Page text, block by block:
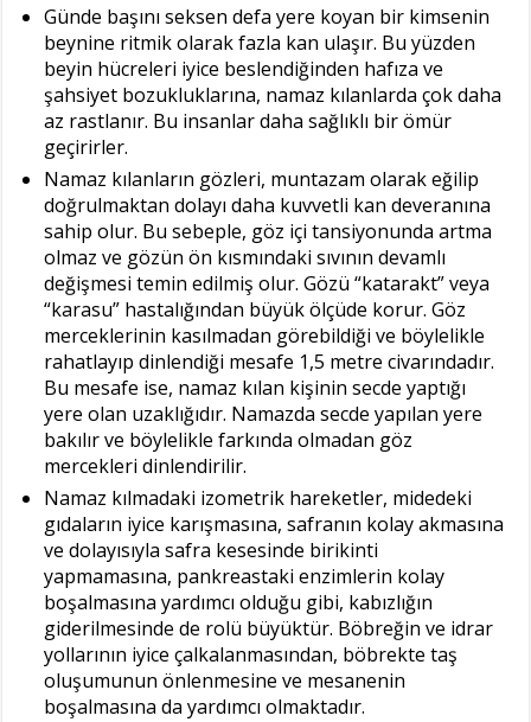
Günde başını seksen defa yere koyan bir kimsenin
beynine ritmik olarak fazla kan ulaşır. Bu yüzden
beyin hücreleri iyice beslendiğinden hafıza ve
şahsiyet bozukluklarına, namaz kılanlarda çok daha
az rastlanır. Bu insanlar daha sağlıklı bir ömür
geçirirler.
Namaz kılanların gözleri, muntazam olarak eğilip
doğrulmaktan dolayı daha kuvvetli kan deveranına
sahip olur. Bu sebeple, göz içi tansiyonunda artma
olmaz ve gözün ön kısmındaki sıvının devamlı
değişmesi temin edilmiş olur. Gözü “katarakt” veya
“karasu” hastalığından büyük ölçüde korur. Göz
merceklerinin kasılmadan görebildiği ve böylelikle
rahatlayıp dinlendiği mesafe 1,5 metre civarındadır.
Bu mesafe ise, namaz kılan kişinin secde yaptığı
yere olan uzaklığıdır. Namazda secde yapılan yere
bakılır ve böylelikle farkında olmadan göz
mercekleri dinlendirilir.
Namaz kılmadaki izometrik hareketler, midedeki
gıdaların iyice karışmasına, safranın kolay akmasına
ve dolayısıyla safra kesesinde birikinti
yapmamasına, pankreastaki enzimlerin kolay
boşalmasına yardımcı olduğu gibi, kabızlığın
giderilmesinde de rolü büyüktür. Böbreğin ve idrar
yollarının iyice çalkalanmasından, böbrekte taş
oluşumunun önlenmesine ve mesanenin
boşalmasına da yardımcı olmaktadır.